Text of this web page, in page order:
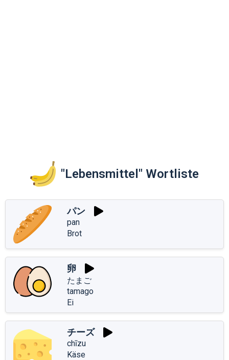
"Lebensmittel" Wortliste
パン
pan
Brot
卵
たまご
tamago
Ei
チーズ
chīzu
Käse